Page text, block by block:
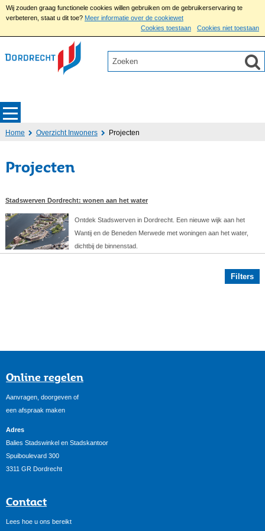
Wij zouden graag functionele cookies willen gebruiken om de gebruikerservaring te
verbeteren, staat u dit toe? Meer informatie over de cookiewet
Cookies toestaan
Cookies niet toestaan
Home Overzicht Inwoners Projecten
Projecten
Stadswerven Dordrecht: wonen aan het water
Ontdek Stadswerven in Dordrecht. Een nieuwe wijk aan het
Wantij en de Beneden Merwede met woningen aan het water,
dichtbij de binnenstad.
Filters
Online regelen
Aanvragen, doorgeven of
een afspraak maken
Adres
Balies Stadswinkel en Stadskantoor
Spuiboulevard 300
3311 GR Dordrecht
Contact
Lees hoe u ons bereikt